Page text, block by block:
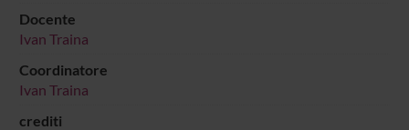
Docente
Ivan Traina
Coordinatore
Ivan Traina
crediti